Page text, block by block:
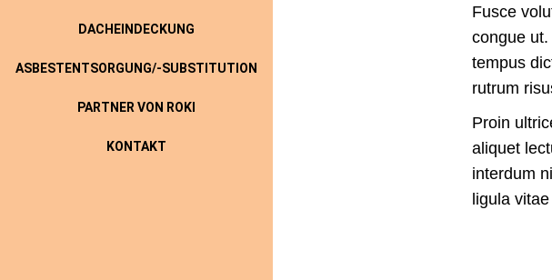
DACHEINDECKUNG
ASBESTENTSORGUNG/-SUBSTITUTION
PARTNER VON ROKI
KONTAKT
Fusce
congue
tempus
rutrum
Proin
aliquet
interdum
ligula